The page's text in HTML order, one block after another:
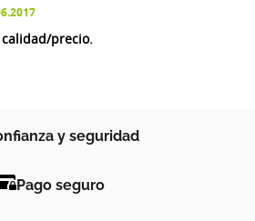
precio.
y seguridad
Pago seguro